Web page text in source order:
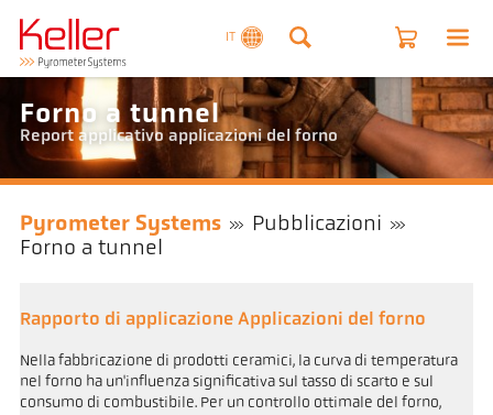
IT
Forno a tunnel
Report applicativo applicazioni del forno
Pyrometer Systems
Pubblicazioni
Forno a tunnel
Rapporto di applicazione Applicazioni del forno
Nella fabbricazione di prodotti ceramici, la curva di temperatura
nel forno ha un'influenza significativa sul tasso di scarto e sul
consumo di combustibile. Per un controllo ottimale del forno,